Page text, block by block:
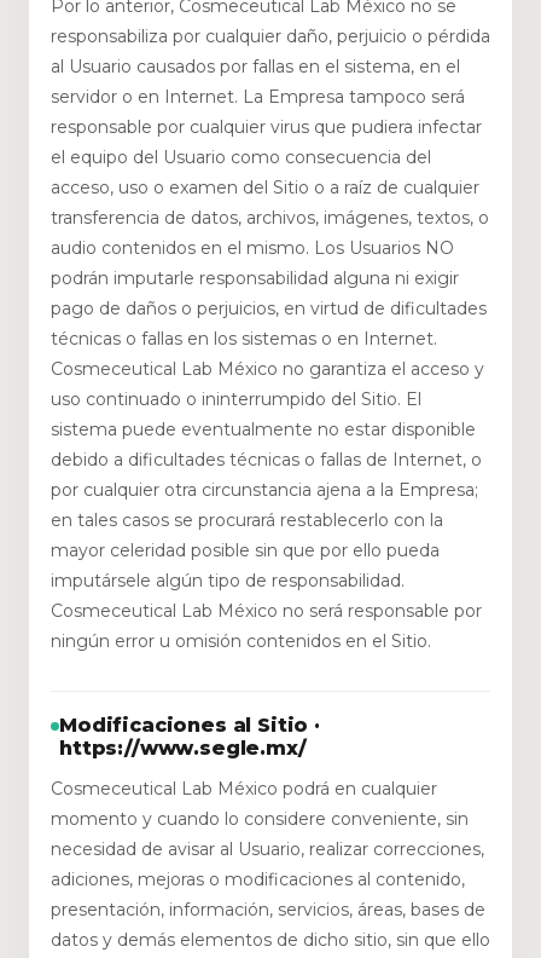
Por lo anterior, Cosmeceutical Lab México no se
responsabiliza por cualquier daño, perjuicio o pérdida
al Usuario causados por fallas en el sistema, en el
servidor o en Internet. La Empresa tampoco será
responsable por cualquier virus que pudiera infectar
el equipo del Usuario como consecuencia del
acceso, uso o examen del Sitio o a raíz de cualquier
transferencia de datos, archivos, imágenes, textos, o
audio contenidos en el mismo. Los Usuarios NO
podrán imputarle responsabilidad alguna ni exigir
pago de daños o perjuicios, en virtud de dificultades
técnicas o fallas en los sistemas o en Internet.
Cosmeceutical Lab México no garantiza el acceso y
uso continuado o ininterrumpido del Sitio. El
sistema puede eventualmente no estar disponible
debido a dificultades técnicas o fallas de Internet, o
por cualquier otra circunstancia ajena a la Empresa;
en tales casos se procurará restablecerlo con la
mayor celeridad posible sin que por ello pueda
imputársele algún tipo de responsabilidad.
Cosmeceutical Lab México no será responsable por
ningún error u omisión contenidos en el Sitio.
Modificaciones al Sitio ·
https://www.segle.mx/
Cosmeceutical Lab México podrá en cualquier
momento y cuando lo considere conveniente, sin
necesidad de avisar al Usuario, realizar correcciones,
adiciones, mejoras o modificaciones al contenido,
presentación, información, servicios, áreas, bases de
datos y demás elementos de dicho sitio, sin que ello